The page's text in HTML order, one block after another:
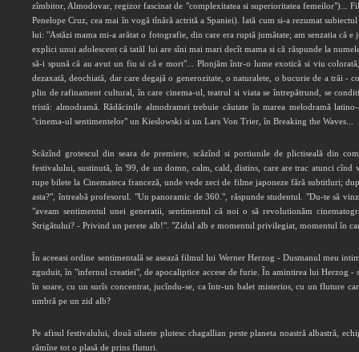
zîmbitor, Almodovar, regizor fascinat de "complexitatea si superioritatea femeilor")...
Penelope Cruz, cea mai în vogă tînără actrită a Spaniei). Iată cum si-a rezumat
lui: "Astăzi mama mi-a arătat o fotografie, din care era ruptă jumătate; am senzatia că
explici unui adolescent că tatăl lui are sîni mai mari decît mama si că răspunde la
să-i spună că au avut un fiu si că e mort"... Plonjăm într-o lume exotică si viu
dezaxată, deochiată, dar care degajă o generozitate, o naturalete, o bucurie de a trăi
plin de rafinament cultural, în care cinema-ul, teatrul si viata se întrepătrund, se
tristă: almodramă. Rădăcinile almodramei trebuie căutate în marea melodramă
"cinema-ul sentimentelor" un Kieslowski si un Lars Von Trier, în Breaking the Waves...
Scăzînd grotescul din seara de premiere, scăzînd si portiunile de plictiseală din
festivalului, sustinută, în '99, de un domn, calm, cald, distins, care are trac atunci
rupe bilete la Cinemateca franceză, unde vede zeci de filme japoneze fără subtitluri;
asta?", întreabă profesorul. "Un panoramic de 360.", răspunde studentul. "Du-te să
"aveam sentimentul unei generatii, sentimentul că noi o să revolutionăm
Strigătului? - Privind un perete alb!". "Zidul alb e momentul privilegiat, momentul în
În aceeasi ordine sentimentală se asează filmul lui Werner Herzog - Dusmanul meu
zguduit, în "infernul creatiei", de apocaliptice accese de furie. În amintirea lui Herzog
în soare, cu un surîs concentrat, jucîndu-se, ca într-un balet misterios, cu un fluture
umbră pe un zid alb?
Pe afisul festivalului, două siluete plutesc chagallian peste planeta noastră albastră,
rămîne tot o plasă de prins fluturi.